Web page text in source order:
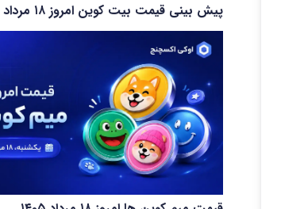
پیش بینی قیمت بیت کوین امروز ۱۸ مرداد ۱۴۰۵